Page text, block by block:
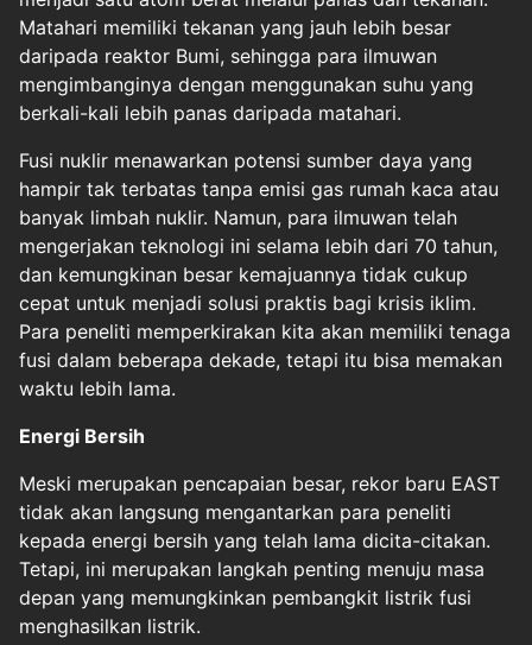
Matahari memiliki tekanan yang jauh lebih besar
daripada reaktor Bumi, sehingga para ilmuwan
mengimbanginya dengan menggunakan suhu yang
berkali-kali lebih panas daripada matahari.
Fusi nuklir menawarkan potensi sumber daya yang
hampir tak terbatas tanpa emisi gas rumah kaca atau
banyak limbah nuklir. Namun, para ilmuwan telah
mengerjakan teknologi ini selama lebih dari 70 tahun,
dan kemungkinan besar kemajuannya tidak cukup
cepat untuk menjadi solusi praktis bagi krisis iklim.
Para peneliti memperkirakan kita akan memiliki tenaga
fusi dalam beberapa dekade, tetapi itu bisa memakan
waktu lebih lama.
Energi Bersih
Meski merupakan pencapaian besar, rekor baru EAST
tidak akan langsung mengantarkan para peneliti
kepada energi bersih yang telah lama dicita-citakan.
Tetapi, ini merupakan langkah penting menuju masa
depan yang memungkinkan pembangkit listrik fusi
menghasilkan listrik.